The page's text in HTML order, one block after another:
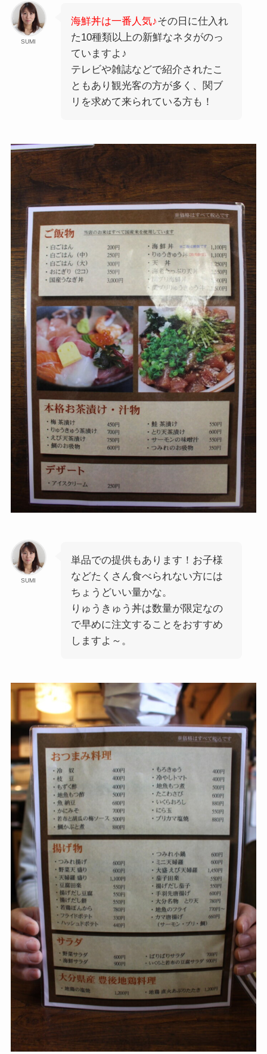
SUMI
海鮮丼は一番人気♪その日に仕入れ
た10種類以上の新鮮なネタがのっ
ていますよ♪
テレビや雑誌などで紹介されたこ
ともあり観光客の方が多く、関ブ
リを求めて来られている方も！
SUMI
単品での提供もあります！お子様
などたくさん食べられない方には
ちょうどいい量かな。
りゅうきゅう丼は数量が限定なの
で早めに注文することをおすすめ
しますよ～。